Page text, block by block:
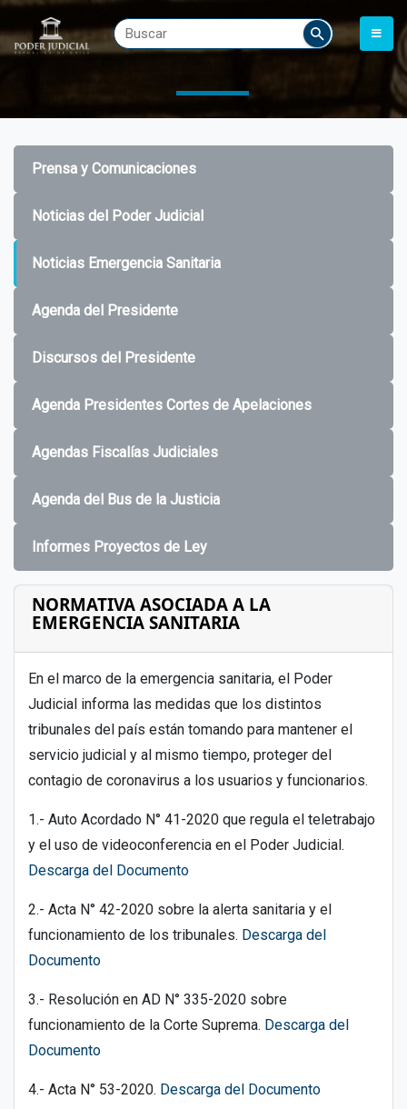
Prensa y Comunicaciones
Noticias del Poder Judicial
Noticias Emergencia Sanitaria
Agenda del Presidente
Discursos del Presidente
Agenda Presidentes Cortes de Apelaciones
Agendas Fiscalías Judiciales
Agenda del Bus de la Justicia
Informes Proyectos de Ley
NORMATIVA ASOCIADA A LA
EMERGENCIA SANITARIA
En el marco de la emergencia sanitaria, el Poder
Judicial informa las medidas que los distintos
tribunales del país están tomando para mantener el
servicio judicial y al mismo tiempo, proteger del
contagio de coronavirus a los usuarios y funcionarios.
1.- Auto Acordado N° 41-2020 que regula el teletrabajo
y el uso de videoconferencia en el Poder Judicial.
Descarga del Documento
2.- Acta N° 42-2020 sobre la alerta sanitaria y el
funcionamiento de los tribunales. Descarga del
Documento
3.- Resolución en AD N° 335-2020 sobre
funcionamiento de la Corte Suprema. Descarga del
Documento
4.- Acta N° 53-2020. Descarga del Documento